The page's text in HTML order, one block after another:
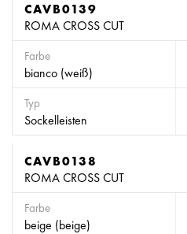
CAVB0139
ROMA CROSS CUT
Farbe
bianco (weiß)
Typ
Sockelleisten
CAVB0138
ROMA CROSS CUT
Farbe
beige (beige)